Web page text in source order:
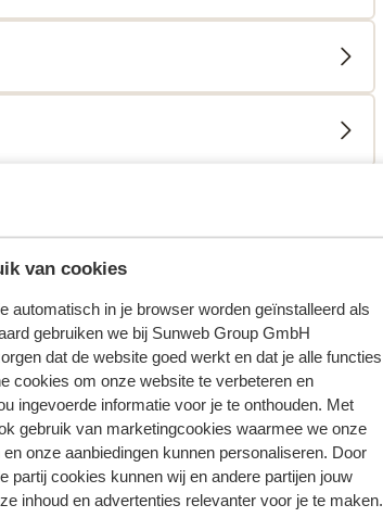
van cookies
automatisch in je browser worden geïnstalleerd als
gebruiken we bij Sunweb Group GmbH
dat de website goed werkt en dat je alle functies
cookies om onze website te verbeteren en
ingevoerde informatie voor je te onthouden. Met
gebruik van marketingcookies waarmee we onze
onze aanbiedingen kunnen personaliseren. Door
partij cookies kunnen wij en andere partijen jouw
inhoud en advertenties relevanter voor je te maken.
weergeven.
Meest geboekt door met partner
30 mei 2026
SUITE HOTEL is zeker een aanrader.
alles wat je nodig hebt, de kamer met
super, de ligging is perfect en het eten
SUITE HOTEL is zeker een aanrader.
alles wat je nodig hebt, de kamer met
super, de ligging is perfect en het eten